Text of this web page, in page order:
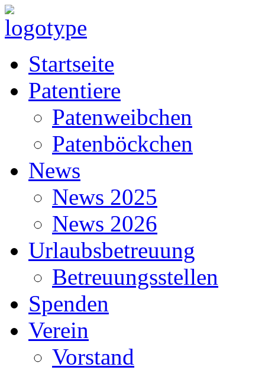
Startseite
Patentiere
Patenweibchen
Patenböckchen
News
News 2025
News 2026
Urlaubsbetreuung
Betreuungsstellen
Spenden
Verein
Vorstand